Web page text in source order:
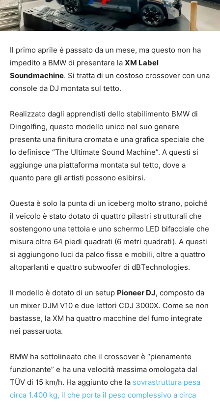
Il primo aprile è passato da un mese, ma questo non ha
impedito a BMW di presentare la XM Label
Soundmachine. Si tratta di un costoso crossover con una
console da DJ montata sul tetto.
Realizzato dagli apprendisti dello stabilimento BMW di
Dingolfing, questo modello unico nel suo genere
presenta una finitura cromata e una grafica speciale che
lo definisce “The Ultimate Sound Machine”. A questi si
aggiunge una piattaforma montata sul tetto, dove a
quanto pare gli artisti possono esibirsi.
Questa è solo la punta di un iceberg molto strano, poiché
il veicolo è stato dotato di quattro pilastri strutturali che
sostengono una tettoia e uno schermo LED bifacciale che
misura oltre 64 piedi quadrati (6 metri quadrati). A questi
si aggiungono luci da palco fisse e mobili, oltre a quattro
altoparlanti e quattro subwoofer di dBTechnologies.
Il modello è dotato di un setup Pioneer DJ, composto da
un mixer DJM V10 e due lettori CDJ 3000X. Come se non
bastasse, la XM ha quattro macchine del fumo integrate
nei passaruota.
BMW ha sottolineato che il crossover è “pienamente
funzionante” e ha una velocità massima omologata dal
TÜV di 15 km/h. Ha aggiunto che la sovrastruttura pesa
circa 1.400 kg, il che porta il peso complessivo a circa